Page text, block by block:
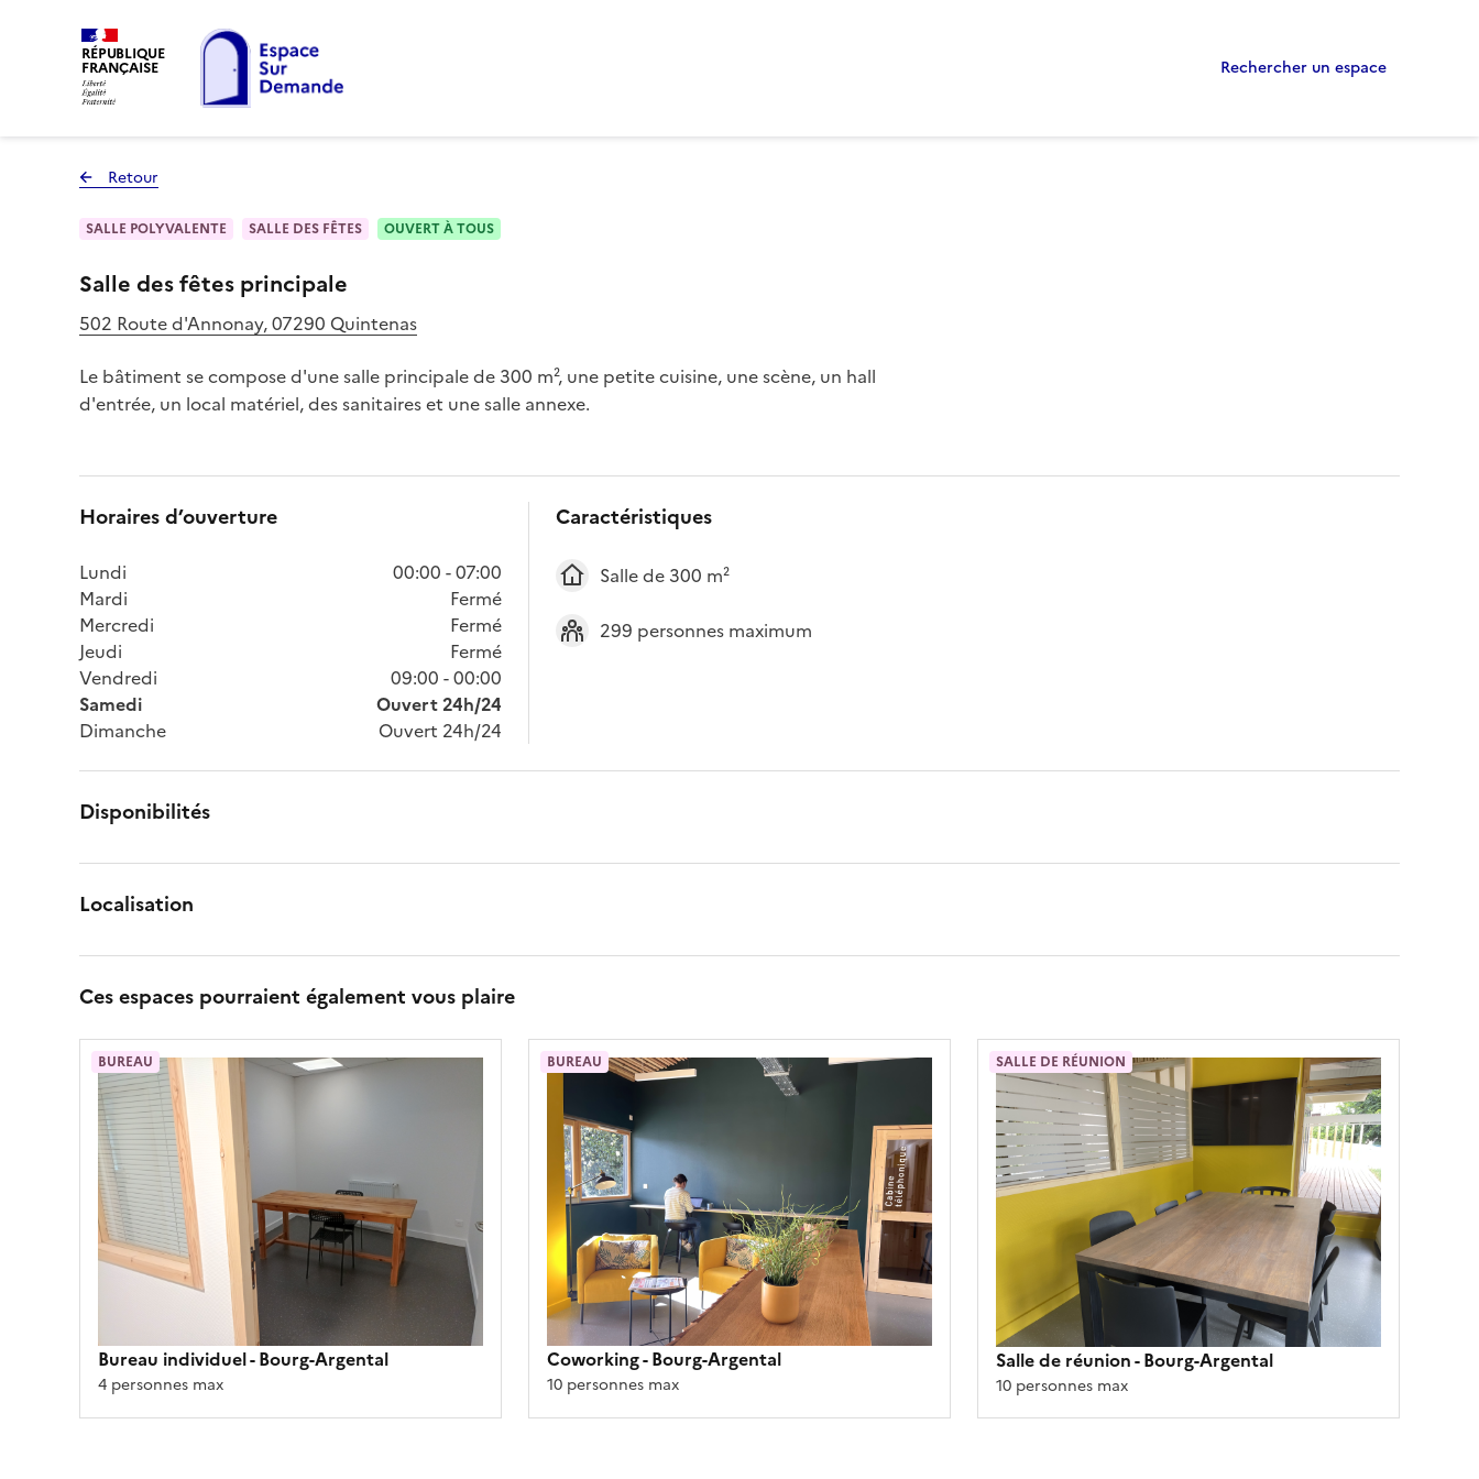
RÉPUBLIQUE
FRANÇAISE Rechercher un espace
Retour
SALLE POLYVALENTE SALLE DES FÊTES OUVERT À TOUS
Salle des fêtes principale
502 Route d'Annonay, 07290 Quintenas
Le bâtiment se compose d'une salle principale de 300 m², une petite cuisine, une scène, un hall
d'entrée, un local matériel, des sanitaires et une salle annexe.
Horaires d’ouverture
Lundi
00:00 - 07:00
Mardi
Fermé
Mercredi
Fermé
Jeudi
Fermé
Vendredi
09:00 - 00:00
Samedi
Ouvert 24h/24
Dimanche
Ouvert 24h/24
Caractéristiques
Salle de 300 m²
299 personnes maximum
Disponibilités
Localisation
Ces espaces pourraient également vous plaire
BUREAU
Bureau individuel- Bourg-Argental
4 personnes max
BUREAU
Coworking- Bourg-Argental
10 personnes max
SALLE DE RÉUNION
Salle de réunion- Bourg-Argental
10 personnes max